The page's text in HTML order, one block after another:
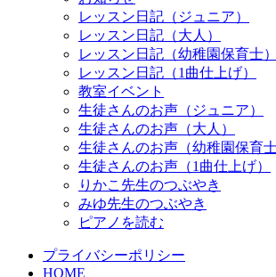
レッスン日記（ジュニア）
レッスン日記（大人）
レッスン日記（幼稚園保育士）
レッスン日記（1曲仕上げ）
教室イベント
生徒さんのお声（ジュニア）
生徒さんのお声（大人）
生徒さんのお声（幼稚園保育士
生徒さんのお声（1曲仕上げ）
りかこ先生のつぶやき
みゆ先生のつぶやき
ピアノを読む
プライバシーポリシー
HOME